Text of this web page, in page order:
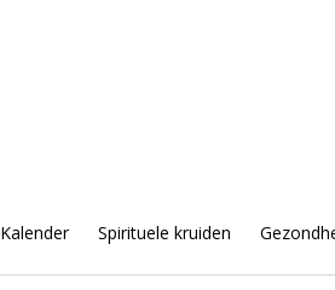
Kalender Spirituele kruiden